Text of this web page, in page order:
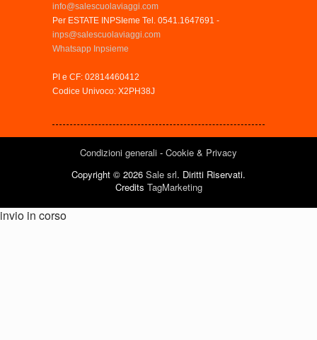
info@salescuolaviaggi.com
Per ESTATE INPSIeme Tel. 0541.1647691 -
inps@salescuolaviaggi.com
Whatsapp Inpsieme
PI e CF: 02814460412
Codice Univoco: X2PH38J
Condizioni generali - Cookie & Privacy
Copyright © 2026 Sale srl. Diritti Riservati.
Credits TagMarketing
invio in corso